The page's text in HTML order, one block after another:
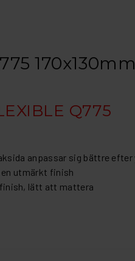
Q775
anpassar sig bättre efter
utmärkt finish
lätt att mattera